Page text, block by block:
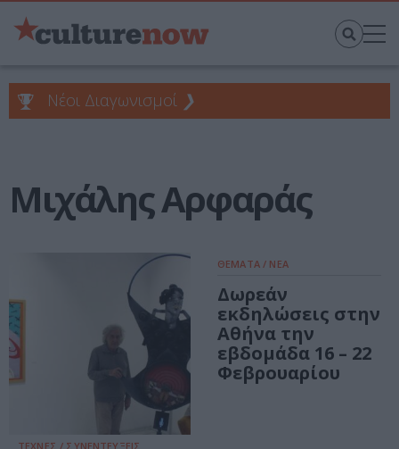
Νέοι Διαγωνισμοί ❯
Μιχάλης Αρφαράς
ΤΕΧΝΕΣ / ΣΥΝΕΝΤΕΥΞΕΙΣ
ΘΕΜΑΤΑ / ΝΕΑ
Δωρεάν
εκδηλώσεις στην
Αθήνα την
εβδομάδα 16 – 22
Φεβρουαρίου